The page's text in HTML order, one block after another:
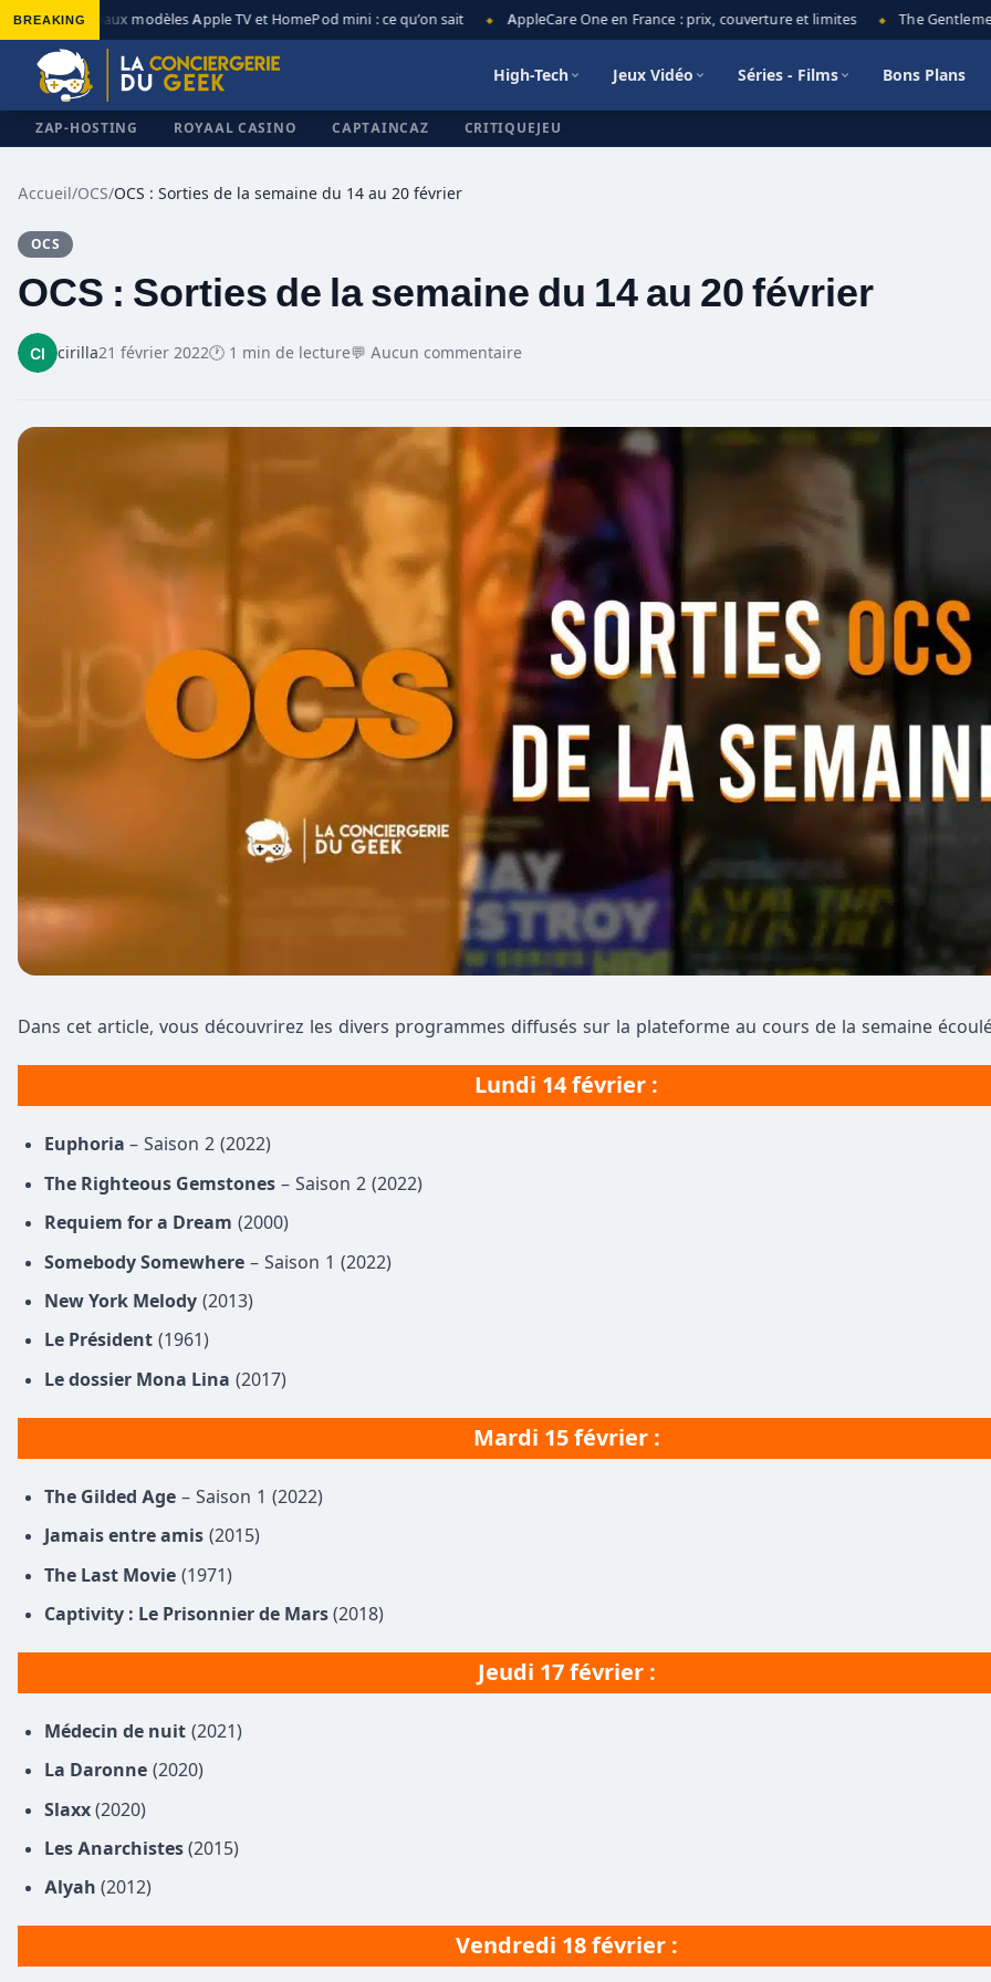
BREAKING
◆ Nouveaux modèles Apple TV et HomePod mini : ce qu’on sait AppleCare One en France : prix, couverture et limites The Gentlemen
High-Tech Jeux Vidéo Séries - Films Bons Plans
ZAP-HOSTING ROYAAL CASINO CAPTAINCAZ CRITIQUEJEU
Accueil/OCS/OCS : Sorties de la semaine du 14 au 20 février
OCS
OCS : Sorties de la semaine du 14 au 20 février
cirilla21 février 2022🕐 1 min de lecture💬 Aucun commentaire
Dans cet article, vous découvrirez les divers programmes diffusés sur la plateforme au cours de la semaine
Lundi 14 février :
Euphoria – Saison 2 (2022)
The Righteous Gemstones – Saison 2 (2022)
Requiem for a Dream (2000)
Somebody Somewhere – Saison 1 (2022)
New York Melody (2013)
Le Président (1961)
Le dossier Mona Lina (2017)
Mardi 15 février :
The Gilded Age – Saison 1 (2022)
Jamais entre amis (2015)
The Last Movie (1971)
Captivity : Le Prisonnier de Mars (2018)
Jeudi 17 février :
Médecin de nuit (2021)
La Daronne (2020)
Slaxx (2020)
Les Anarchistes (2015)
Alyah (2012)
Vendredi 18 février :